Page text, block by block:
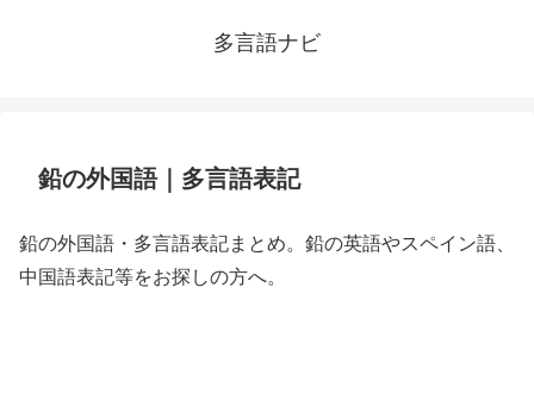
多言語ナビ
鉛の外国語｜多言語表記
鉛の外国語・多言語表記まとめ。鉛の英語やスペイン語、
中国語表記等をお探しの方へ。